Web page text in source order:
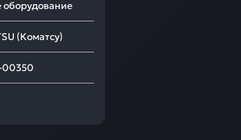
оборудование
(Коматсу)
00350